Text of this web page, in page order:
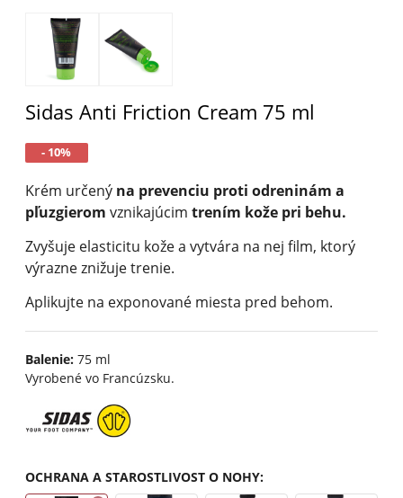
Sidas Anti Friction Cream 75 ml
- 10%
Krém určený na prevenciu proti odreninám a
pľuzgierom vznikajúcim trením kože pri behu.
Zvyšuje elasticitu kože a vytvára na nej film, ktorý
výrazne znižuje trenie.
Aplikujte na exponované miesta pred behom.
Balenie:75 ml
Vyrobené vo Francúzsku.
OCHRANA A STAROSTLIVOST O NOHY: